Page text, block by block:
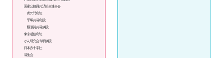
国家公務員共済組合連合会
虎の門病院
平塚共済病院
横須賀共済病院
東京逓信病院
がん研究会有明病院
日本赤十字社
済生会